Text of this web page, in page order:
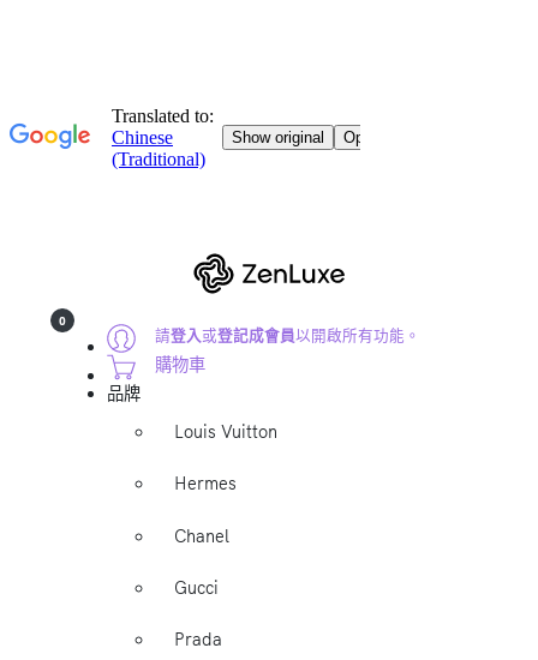
請登入或登記成會員以開啟所有功能。
0
購物車
品牌
Louis Vuitton
Hermes
Chanel
Gucci
Prada